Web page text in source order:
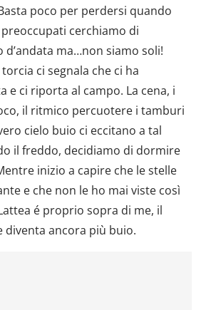
poco per perdersi quando
preoccupati cerchiamo di
ma…non siamo soli!
ci segnala che ci ha
e ci riporta al campo. La cena, i
il ritmico percuotere i tamburi
cielo buio ci eccitano a tal
il freddo, decidiamo di dormire
inizio a capire che le stelle
e che non le ho mai viste così
é proprio sopra di me, il
diventa ancora più buio.